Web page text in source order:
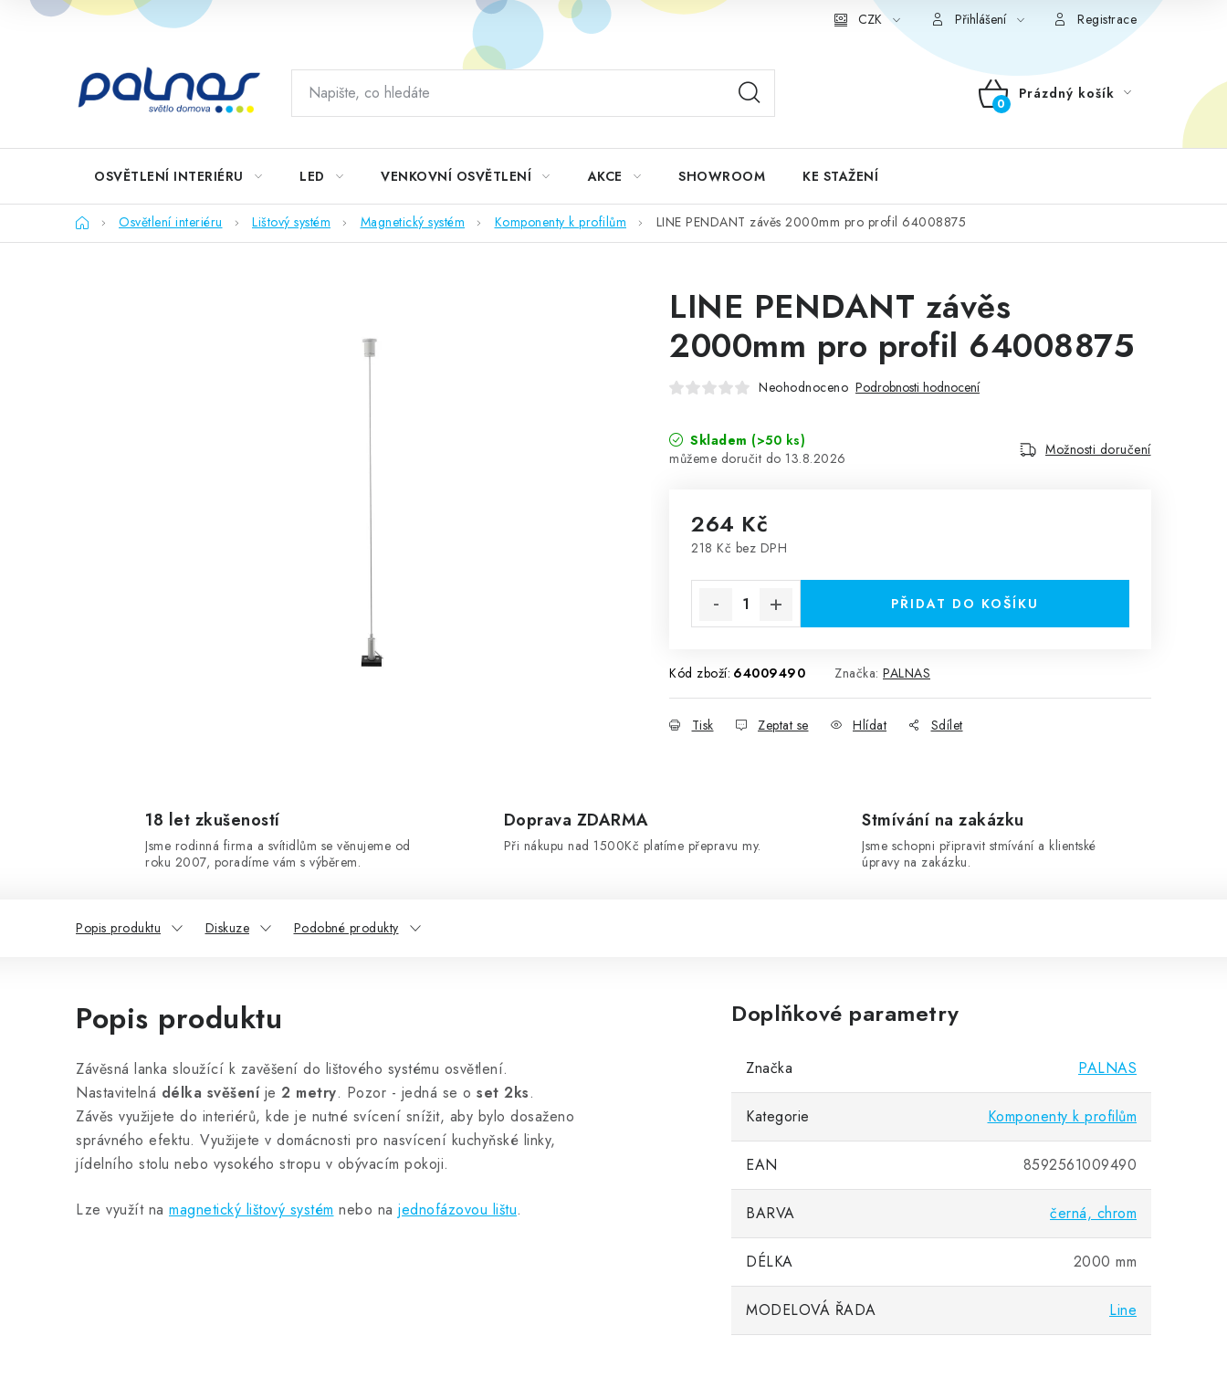
Přejít
CZK Přihlášení Registrace
NÁKUPNÍ
Prázdný košík
OSVĚTLENÍ INTERIÉRU LED VENKOVNÍ OSVĚTLENÍ AKCE SHOWROOM KE STAŽENÍ
DomůOsvětlení interiéru Lištový systém Magnetický systém Komponenty k profilům LINE PENDANT závěs 2000mm pro profil 64008875
LINE PENDANT závěs
2000mm pro profil 64008875
Neohodnoceno Podrobnosti hodnocení
Skladem (>50 ks)
13.8.2026
Možnosti doručení
264 Kč
218 Kč bez DPH
PŘIDAT DO KOŠÍKU
Kód zboží: 64009490 Značka: PALNAS
Tisk Zeptat se Hlídat Sdílet
18 let zkušeností
Jsme rodinná firma a svítidlům se věnujeme od
roku 2007, poradíme vám s výběrem.
Doprava ZDARMA
Při nákupu nad 1500Kč platíme přepravu my.
Stmívání na zakázku
Jsme schopni připravit stmívání a klientské
úpravy na zakázku.
Popis produktu Diskuze Podobné produkty
Popis produktu
Závěsná lanka sloužící k zavěšení do lištového systému osvětlení.
Nastavitelná délka svěšení je 2 metry. Pozor - jedná se o set 2ks.
Závěs využijete do interiérů, kde je nutné svícení snížit, aby bylo dosaženo
správného efektu. Využijete v domácnosti pro nasvícení kuchyňské linky,
jídelního stolu nebo vysokého stropu v obývacím pokoji.
Lze využít na magnetický lištový systém nebo na jednofázovou lištu.
Doplňkové parametry
Značka PALNAS
Kategorie Komponenty k profilům
EAN 8592561009490
BARVA černá, chrom
DÉLKA 2000 mm
MODELOVÁ ŘADA Line